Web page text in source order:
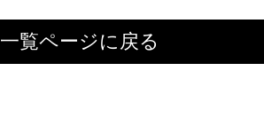
一覧ページに戻る